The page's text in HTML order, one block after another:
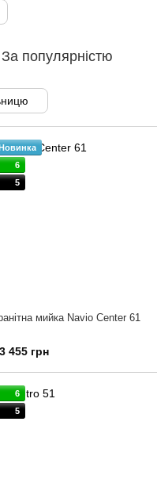
За популярністю
6
5
мийка Navio Center 61
455 грн
6
5